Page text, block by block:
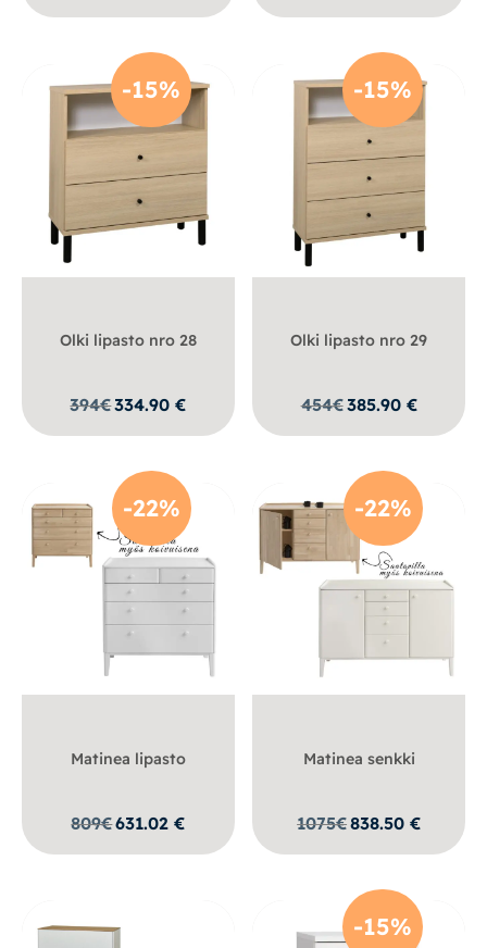
-15%
Olki lipasto nro 28
394€334.90€
-15%
Olki lipasto nro 29
454€385.90 €
-22%
Matinea lipasto
809€631.02€
-22%
Matinea senkki
1075€838.50€
-15%